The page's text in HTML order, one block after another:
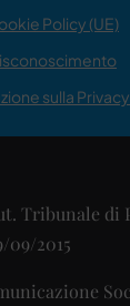
Policy (UE)
sulla
Tribunale di
09/2015